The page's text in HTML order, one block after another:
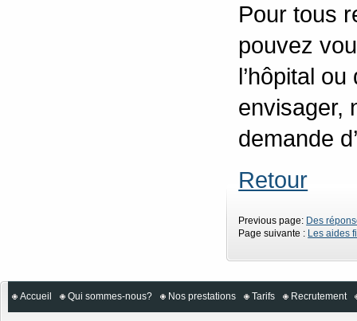
Pour tous
pouvez
l’hôpital
envisager,
demande
Retour
Previous page: Des
Page suivante : Les aides
Accueil Qui sommes-nous? Nos prestations Tarifs Recrutement